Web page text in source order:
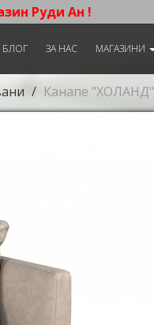
Руди Ан !
БЛОГ ЗА НАС МАГАЗИНИ
Канапе "ХОЛАНД"